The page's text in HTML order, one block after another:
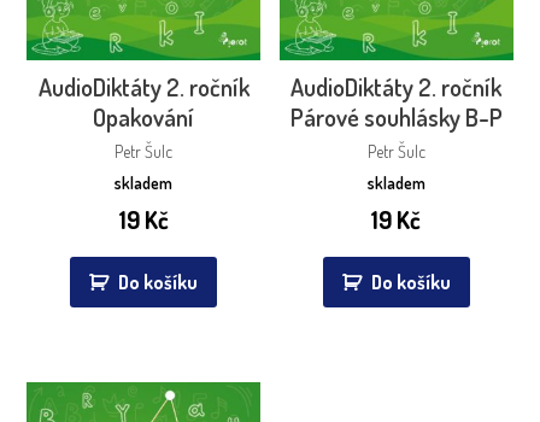
AudioDiktáty 2. ročník
Opakování
Petr Šulc
skladem
19Kč
Do košíku
AudioDiktáty 2. ročník
Párové souhlásky B-P
Petr Šulc
skladem
19Kč
Do košíku